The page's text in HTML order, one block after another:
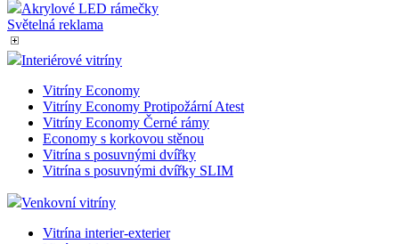
Akrylové LED rámečky
Světelná reklama
Interiérové vitríny
Vitríny Economy
Vitríny Economy Protipožární Atest
Vitríny Economy Černé rámy
Economy s korkovou stěnou
Vitrína s posuvnými dvířky
Vitrína s posuvnými dvířky SLIM
Venkovní vitríny
Vitrína interier-exterier